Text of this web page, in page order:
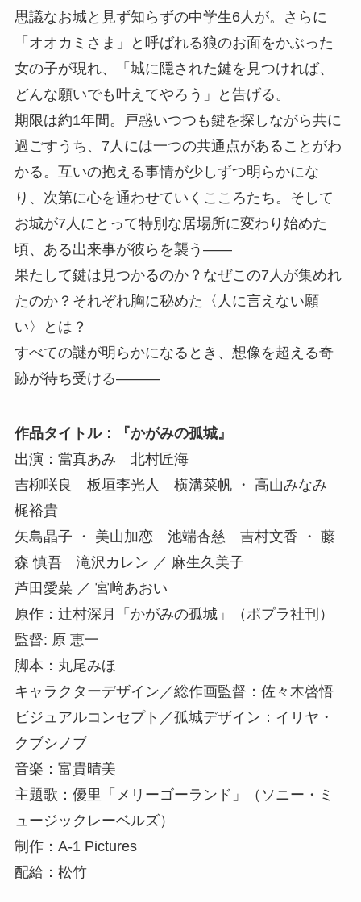
思議なお城と見ず知らずの中学生6人が。さらに
「オオカミさま」と呼ばれる狼のお面をかぶった
女の子が現れ、「城に隠された鍵を見つければ、
どんな願いでも叶えてやろう」と告げる。
期限は約1年間。戸惑いつつも鍵を探しながら共に
過ごすうち、7人には一つの共通点があることがわ
かる。互いの抱える事情が少しずつ明らかにな
り、次第に心を通わせていくこころたち。そして
お城が7人にとって特別な居場所に変わり始めた
頃、ある出来事が彼らを襲う――
果たして鍵は見つかるのか？なぜこの7人が集めれ
たのか？それぞれ胸に秘めた〈人に言えない願
い〉とは？
すべての謎が明らかになるとき、想像を超える奇
跡が待ち受ける―――
作品タイトル：『かがみの孤城』
出演：當真あみ 北村匠海
吉柳咲良 板垣李光人 横溝菜帆 ・ 高山みなみ
梶裕貴
矢島晶子 ・ 美山加恋 池端杏慈 吉村文香 ・ 藤
森 慎吾 滝沢カレン ／ 麻生久美子
芦田愛菜 ／ 宮﨑あおい
原作：辻村深月「かがみの孤城」（ポプラ社刊）
監督: 原 恵一
脚本：丸尾みほ
キャラクターデザイン／総作画監督：佐々木啓悟
ビジュアルコンセプト／孤城デザイン：イリヤ・
クブシノブ
音楽：富貴晴美
主題歌：優里「メリーゴーランド」（ソニー・ミ
ュージックレーベルズ）
制作：A-1 Pictures
配給：松竹